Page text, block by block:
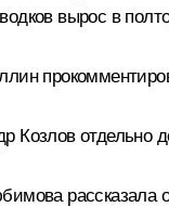
вырос в
Козлов отдельно
рассказала